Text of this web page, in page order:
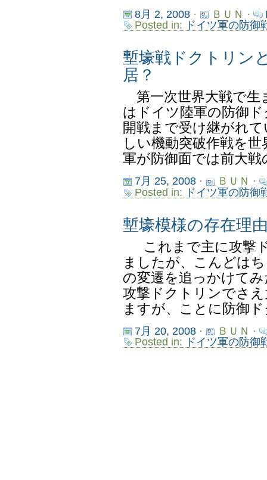
8月 2, 2008· ＢＵＮ ·
Posted in:
ドイツ軍の防御
塹壕戦ドクトリン
居？
第一次世界大戦で生
はドイツ陸軍の防御
開戦まで受け継がれ
しい機動突破作戦を
軍が防御面では前大
7月 25, 2008·
ＢＵＮ ·
Posted in: ドイツ軍の防御
塹壕模様の存在理
これまで主に攻撃
ましたが、こんどは
の変遷を追っかけて
攻撃ドクトリンでさ
ますが、ことに防御
7月 20, 2008·
ＢＵＮ ·
Posted in: ドイツ軍の防御